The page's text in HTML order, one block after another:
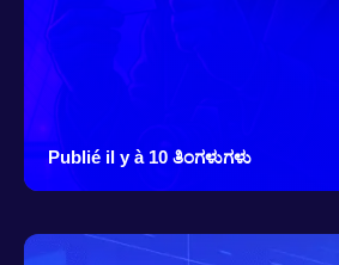
Publié il y à 10 ತಿಂಗಳುಗಳು